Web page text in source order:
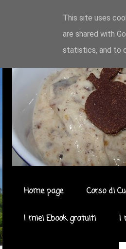
Home page Corso di
I miei Ebook gratuiti I
This site uses
are shared with
statistics, and to